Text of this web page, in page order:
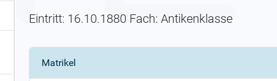
Eintritt: 16.10.1880 Fach: Antikenklasse
Matrikel